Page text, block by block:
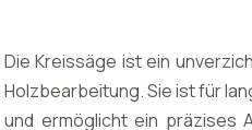
Die Kreissäge ist ein
Holzbearbeitung. Sie ist für
und ermöglicht ein präzises